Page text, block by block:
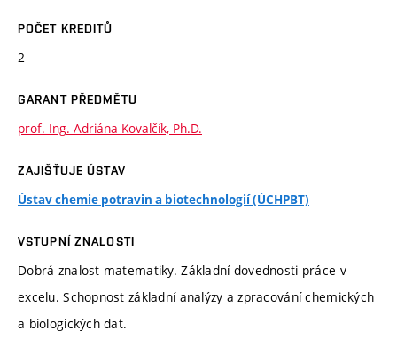
POČET KREDITŮ
2
GARANT PŘEDMĚTU
prof. Ing. Adriána Kovalčík, Ph.D.
ZAJIŠŤUJE ÚSTAV
Ústav chemie potravin a biotechnologií (ÚCHPBT)
VSTUPNÍ ZNALOSTI
Dobrá znalost matematiky. Základní dovednosti práce v
excelu. Schopnost základní analýzy a zpracování chemických
a biologických dat.